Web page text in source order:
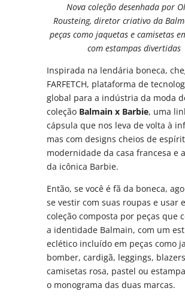
Nova coleção desenhada por
Rousteing, diretor criativo da
peças como jaquetas e camisetas
com estampas divertidas
Inspirada na lendária boneca,
FARFETCH, plataforma de
global para a indústria da moda
coleção Balmain x Barbie, uma
cápsula que nos leva de volta à
mas com designs cheios de
modernidade da casa francesa e
da icônica Barbie.
Então, se você é fã da boneca,
se vestir com suas roupas e usar
coleção composta por peças que
a identidade Balmain, com um
eclético incluído em peças como
bomber, cardigã, leggings,
camisetas rosa, pastel ou
o monograma das duas marcas.